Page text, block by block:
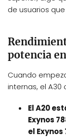
de usuarios
potencia
Cuando
internas, el A30
El A20
Exynos
el Exynos